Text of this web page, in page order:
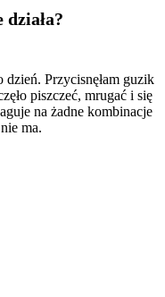
Przycisnęłam guzik
piszczeć, mrugać i się
na żadne kombinacje
ma.